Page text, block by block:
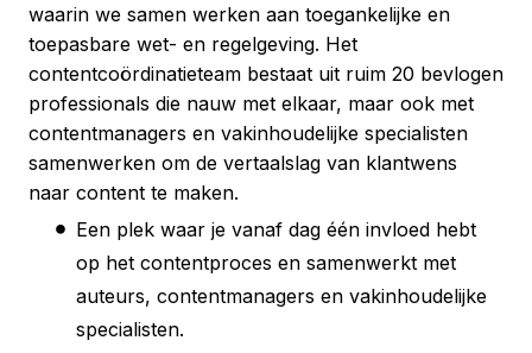
waarin we samen werken aan toegankelijke en
toepasbare wet- en regelgeving. Het
contentcoördinatieteam bestaat uit ruim 20 bevlogen
professionals die nauw met elkaar, maar ook met
contentmanagers en vakinhoudelijke specialisten
samenwerken om de vertaalslag van klantwens
naar content te maken.
Een plek waar je vanaf dag één invloed hebt
op het contentproces en samenwerkt met
auteurs, contentmanagers en vakinhoudelijke
specialisten.